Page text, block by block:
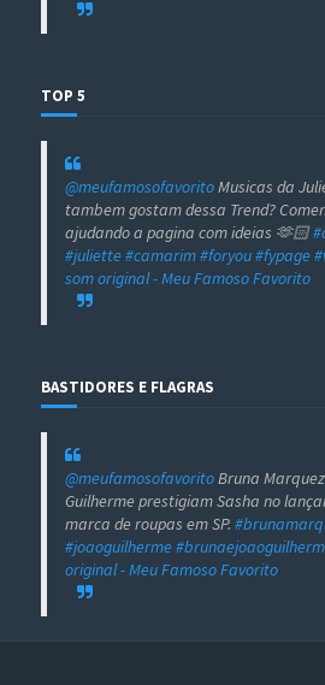
TOP 5
@meufamosofavoritoMusicas da
tambem gostam dessa Trend?
ajudando a pagina com ideias 🫶🏻
#juliette#camarim#foryou#fypage
som original - Meu Famoso Favorito
BASTIDORES E FLAGRAS
@meufamosofavoritoBruna
Guilherme prestigiam Sasha no
marca de roupas em SP.
#joaoguilherme
original - Meu Famoso Favorito